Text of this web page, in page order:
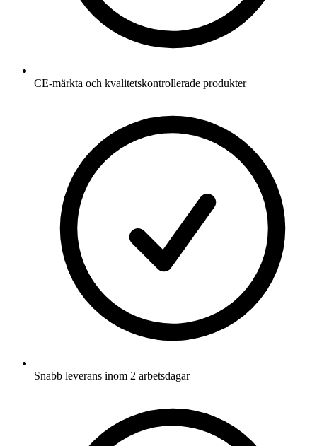
CE-märkta och kvalitetskontrollerade produkter
Snabb leverans inom 2 arbetsdagar